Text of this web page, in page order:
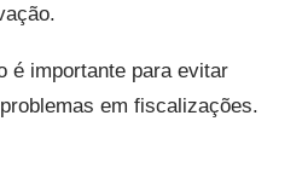
é importante para evitar
em fiscalizações.